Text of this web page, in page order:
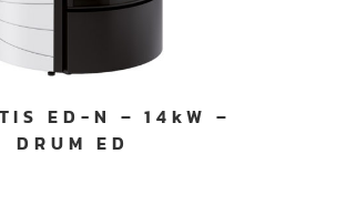
ED-N – 14kW –
DRUM ED